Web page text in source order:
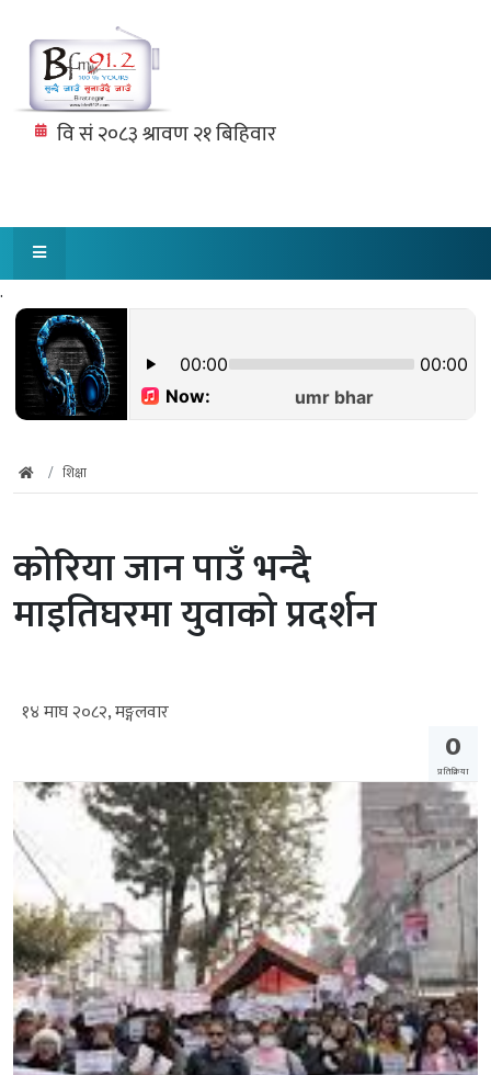
.
शिक्षा
कोरिया जान पाउँ भन्दै
माइतिघरमा युवाको प्रदर्शन
१४ माघ २०८२, मङ्गलवार
0
प्रतिक्रिया